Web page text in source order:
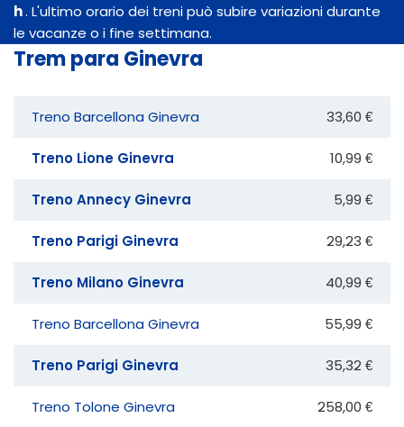
h. L'ultimo orario dei treni può subire variazioni durante
le vacanze o i fine settimana.
Trem para Ginevra
Treno Barcellona Ginevra 33,60 €
Treno Lione Ginevra 10,99 €
Treno Annecy Ginevra 5,99 €
Treno Parigi Ginevra 29,23 €
Treno Milano Ginevra 40,99 €
Treno Barcellona Ginevra 55,99 €
Treno Parigi Ginevra 35,32 €
Treno Tolone Ginevra 258,00 €